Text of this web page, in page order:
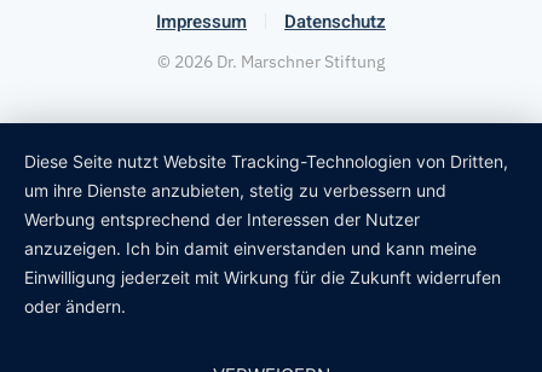
Impressum Datenschutz
© 2026 Dr. Marschner Stiftung
Diese Seite nutzt Website Tracking-Technologien von Dritten,
um ihre Dienste anzubieten, stetig zu verbessern und
Werbung entsprechend der Interessen der Nutzer
anzuzeigen. Ich bin damit einverstanden und kann meine
Einwilligung jederzeit mit Wirkung für die Zukunft widerrufen
oder ändern.